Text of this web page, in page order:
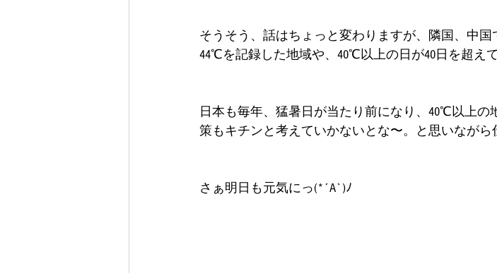
そうそう、話はちょっと変わりますが、隣国、中国
44℃を記録した地域や、40℃以上の日が40日を超え
日本も毎年、猛暑日が当たり前になり、40℃以上
策もキチンと考えていかないとな〜。と思いながら
さぁ明日も元気にっ(*´A`)ﾉ